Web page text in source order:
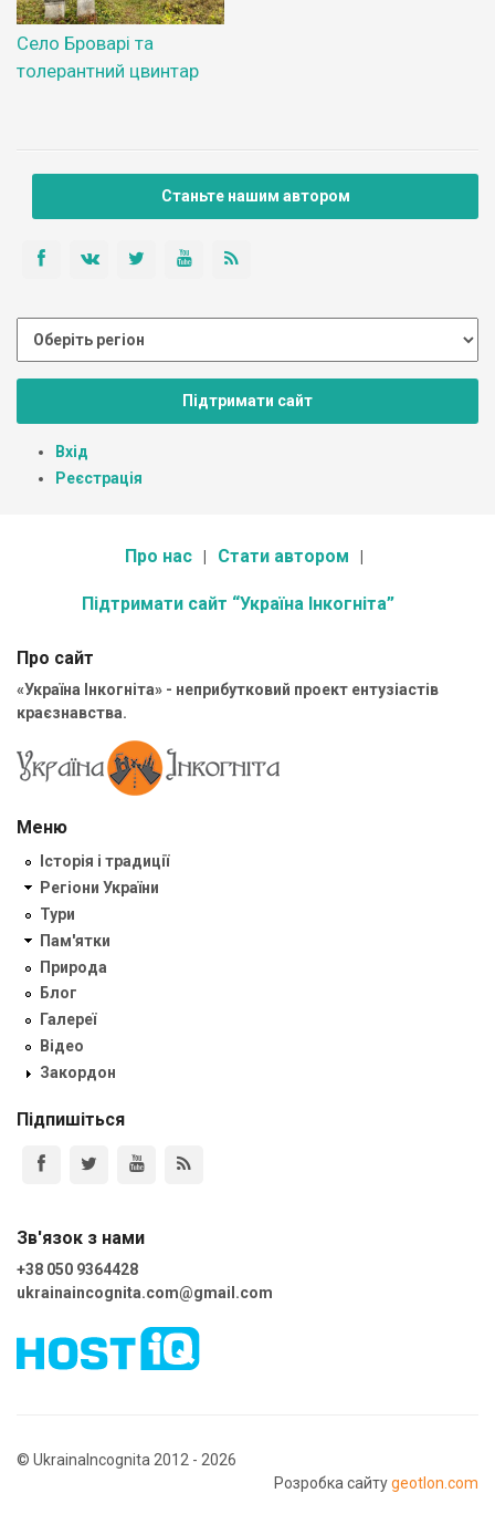
Село Броварі та
толерантний цвинтар
Станьте нашим автором
Підтримати сайт
Вхід
Реєстрація
Про нас Стати автором
Підтримати сайт “Україна Інкогніта”
Про сайт
«Україна Інкогніта» - неприбутковий проект ентузіастів
краєзнавства.
Меню
Історія і традиції
Регіони України
Тури
Пам'ятки
Природа
Блог
Галереї
Відео
Закордон
Підпишіться
Зв'язок з нами
+38 050 9364428
ukrainaincognita.com@gmail.com
© UkrainaIncognita 2012 - 2026
Розробка сайтуgeotlon.com